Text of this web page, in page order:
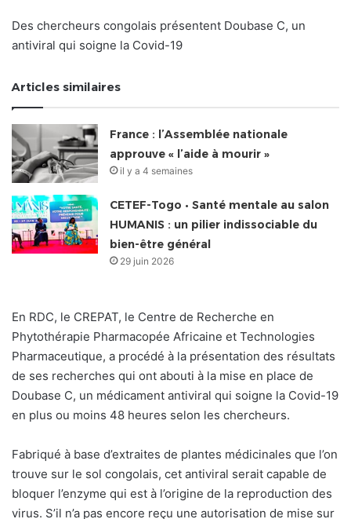
Des chercheurs congolais présentent Doubase C, un
antiviral qui soigne la Covid-19
Articles similaires
France : l’Assemblée nationale
approuve « l’aide à mourir »
il y a 4 semaines
CETEF-Togo • Santé mentale au salon
HUMANIS : un pilier indissociable du
bien-être général
29 juin 2026
En RDC, le CREPAT, le Centre de Recherche en
Phytothérapie Pharmacopée Africaine et Technologies
Pharmaceutique, a procédé à la présentation des résultats
de ses recherches qui ont abouti à la mise en place de
Doubase C, un médicament antiviral qui soigne la Covid-19
en plus ou moins 48 heures selon les chercheurs.
Fabriqué à base d’extraites de plantes médicinales que l’on
trouve sur le sol congolais, cet antiviral serait capable de
bloquer l’enzyme qui est à l’origine de la reproduction des
virus. S’il n’a pas encore reçu une autorisation de mise sur